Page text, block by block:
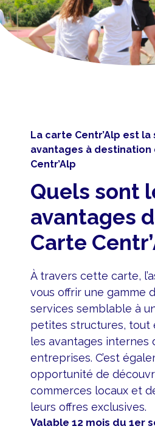
La carte Centr’Alp est
avantages à destination
Centr’Alp
Quels sont
avantages
Carte
À travers cette carte,
vous offrir une gamme
services semblable à
petites structures, tout
les avantages internes
entreprises. C’est
opportunité de
commerces locaux et
leurs offres exclusives.
Valable 12 mois du 1er